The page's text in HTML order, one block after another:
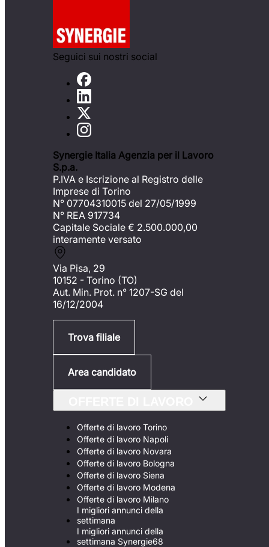
Seguici sui nostri social
Synergie Italia Agenzia per il Lavoro
S.p.a.
P.IVA e Iscrizione al Registro delle
Imprese di Torino
N° 07704310015 del 27/05/1999
N° REA 917734
Capitale Sociale € 2.500.000,00
interamente versato
Via Pisa, 29
10152 - Torino (TO)
Aut. Min. Prot. n° 1207-SG del
16/12/2004
Trova filiale
Area candidato
Offerte di lavoro Torino
Offerte di lavoro Napoli
Offerte di lavoro Novara
Offerte di lavoro Bologna
Offerte di lavoro Siena
Offerte di lavoro Modena
Offerte di lavoro Milano
I migliori annunci della
settimana
I migliori annunci della
settimana Synergie68